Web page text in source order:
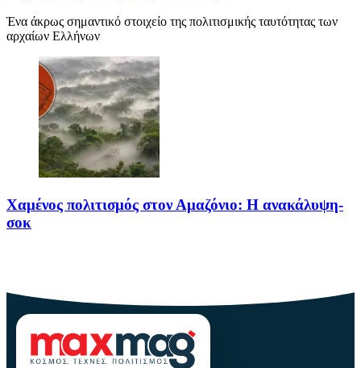
Ένα άκρως σημαντικό στοιχείο της πολιτισμικής ταυτότητας των
αρχαίων Ελλήνων
Χαμένος πολιτισμός στον Αμαζόνιο: Η ανακάλυψη-
σοκ